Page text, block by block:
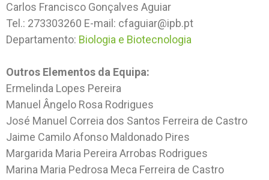
Carlos Francisco Gonçalves Aguiar
Tel.: 273303260 E-mail: cfaguiar@ipb.pt
Departamento: Biologia e Biotecnologia
Outros Elementos da Equipa:
Ermelinda Lopes Pereira
Manuel Ângelo Rosa Rodrigues
José Manuel Correia dos Santos Ferreira de Castro
Jaime Camilo Afonso Maldonado Pires
Margarida Maria Pereira Arrobas Rodrigues
Marina Maria Pedrosa Meca Ferreira de Castro